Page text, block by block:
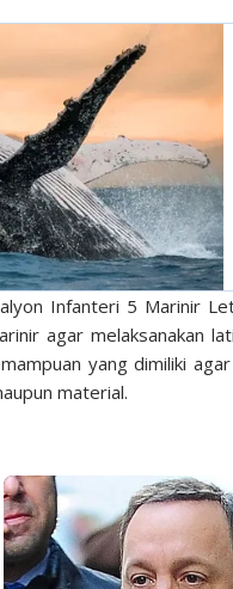
Infanteri 5 Marinir
agar melaksanakan
yang dimiliki
material.